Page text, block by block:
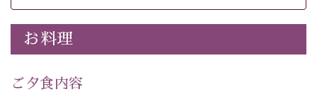
ホタルが織りなす幻想的な光景。昨年は多い日で1日
4,000匹以上のホタルが観測されました。（出典・画
：辰野町）
自然豊かな信州ならではの風情をご体験ください。
お料理
ご夕食内容